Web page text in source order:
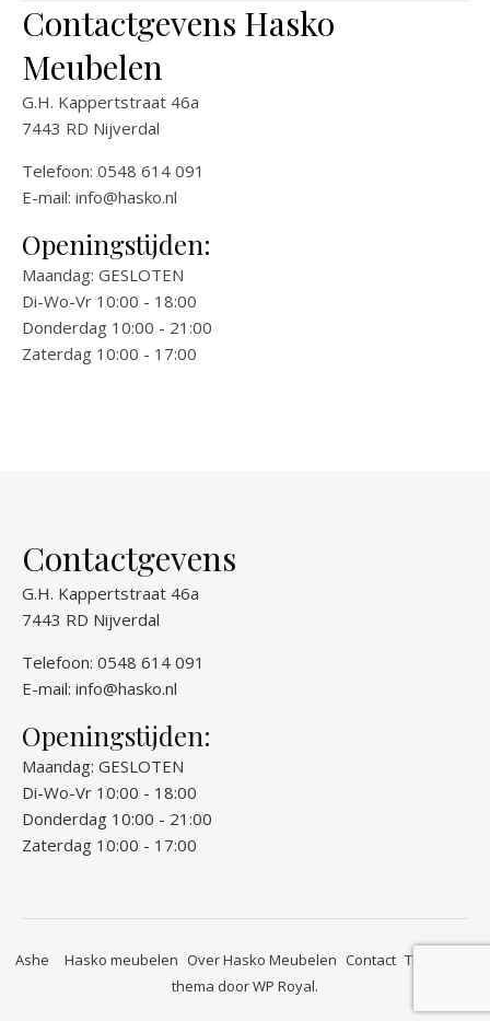
Contactgevens Hasko
Meubelen
G.H. Kappertstraat 46a
7443 RD Nijverdal
Telefoon: 0548 614 091
E-mail: info@hasko.nl
Openingstijden:
Maandag: GESLOTEN
Di-Wo-Vr 10:00 - 18:00
Donderdag 10:00 - 21:00
Zaterdag 10:00 - 17:00
Contactgevens
G.H. Kappertstraat 46a
7443 RD Nijverdal
Telefoon: 0548 614 091
E-mail: info@hasko.nl
Openingstijden:
Maandag: GESLOTEN
Di-Wo-Vr 10:00 - 18:00
Donderdag 10:00 - 21:00
Zaterdag 10:00 - 17:00
Hasko meubelen Over Hasko Meubelen Contact Thuis bij…
Ashe
thema doorWP Royal.